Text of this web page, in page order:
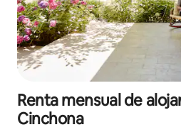
Renta mensual de
Cinchona